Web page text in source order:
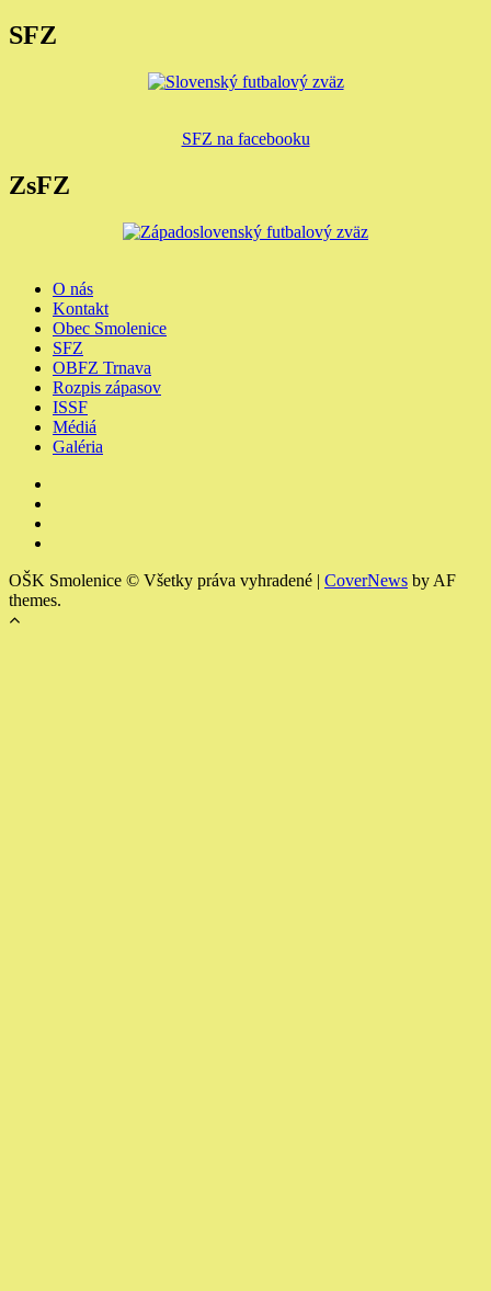
SFZ
SFZ na facebooku
ZsFZ
O nás
Kontakt
Obec Smolenice
SFZ
OBFZ Trnava
Rozpis zápasov
ISSF
Médiá
Galéria
výchovné
OŠK Smolenice © Všetky práva vyhradené | CoverNews by AF
themes.